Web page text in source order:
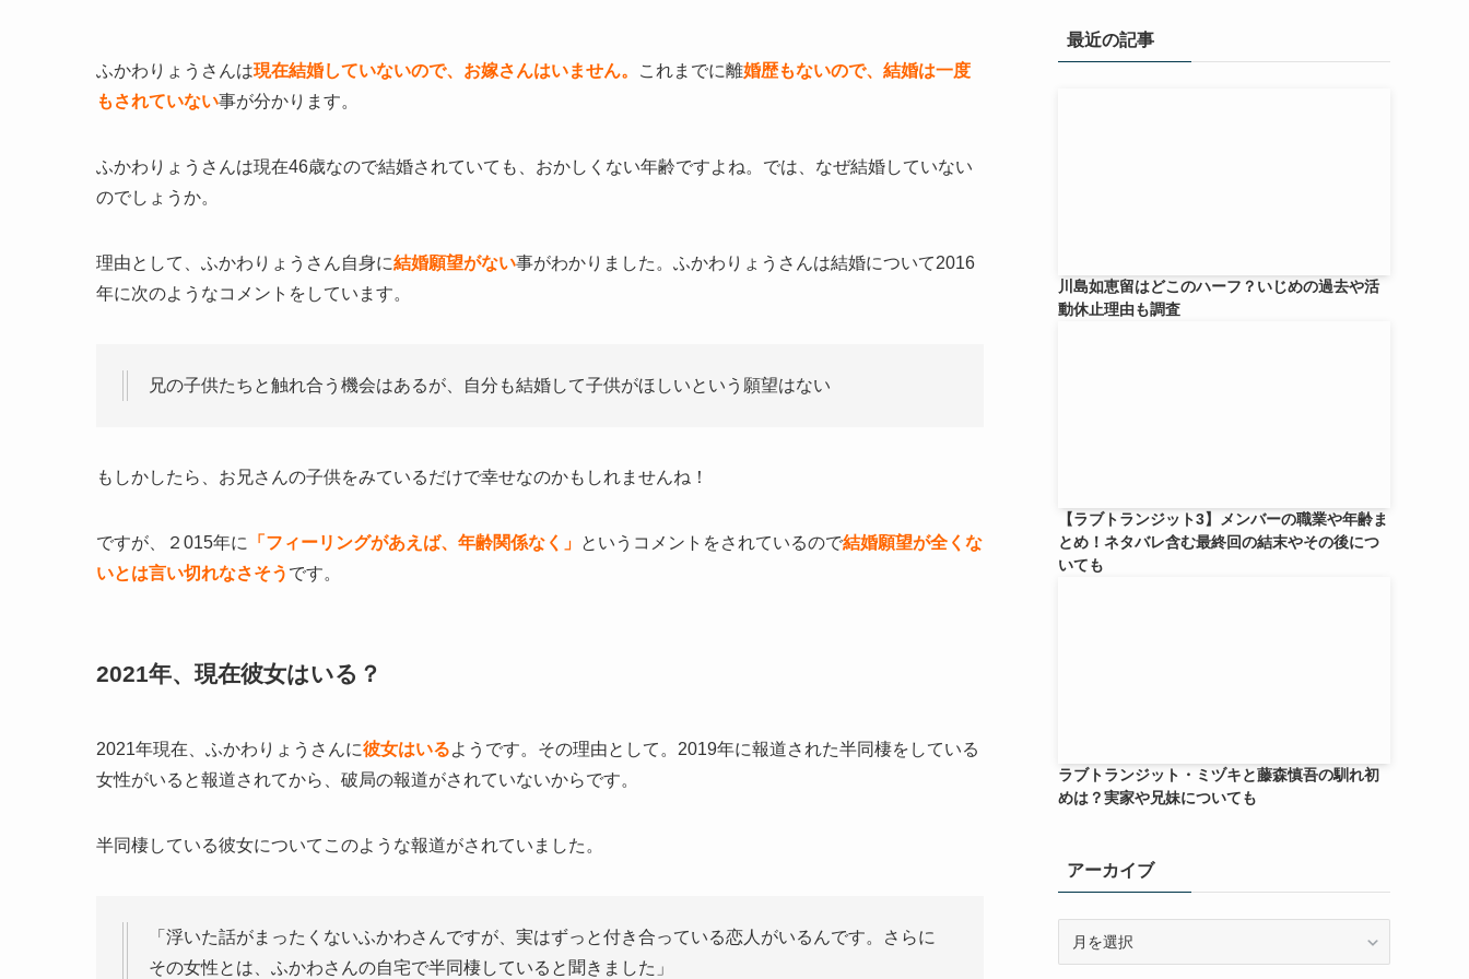
ふかわりょうさんは現在結婚していないので、お嫁さんはいません。 これまでに離婚歴もないので、結婚は一度
もされていない事が分かります。
ふかわりょうさんは現在46歳なので結婚されていても、おかしくない年齢ですよね。では、なぜ結婚していない
のでしょうか。
理由として、ふかわりょうさん自身に結婚願望がない事がわかりました。ふかわりょうさんは結婚について2016
年に次のようなコメントをしています。
兄の子供たちと触れ合う機会はあるが、自分も結婚して子供がほしいという願望はない
もしかしたら、お兄さんの子供をみているだけで幸せなのかもしれませんね！
ですが、２015年に 「フィーリングがあえば、年齢関係なく」 というコメントをされているので結婚願望が全くな
いとは言い切れなさそう です。
2021年、現在彼女はいる？
2021年現在、ふかわりょうさんに彼女はいるようです。その理由として。2019年に報道された半同棲をしている
女性がいると報道されてから、破局の報道がされていないからです。
半同棲している彼女についてこのような報道がされていました。
「浮いた話がまったくないふかわさんですが、実はずっと付き合っている恋人がいるんです。さらに
その女性とは、ふかわさんの自宅で半同棲していると聞きました」
最近の記事
川島如恵留はどこのハーフ？いじめの過去や活
動休止理由も調査
【ラブトランジット3】メンバーの職業や年齢ま
とめ！ネタバレ含む最終回の結末やその後につ
いても
ラブトランジット・ミヅキと藤森慎吾の馴れ初
めは？実家や兄妹についても
アーカイブ